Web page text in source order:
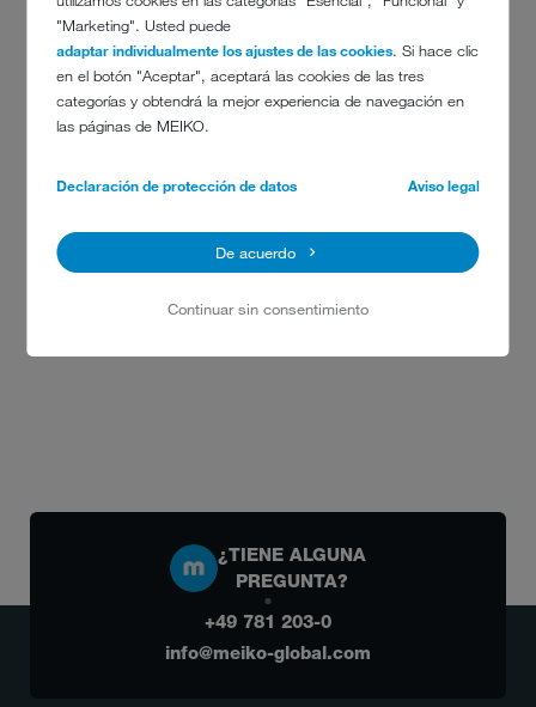
"Marketing". Usted puede
adaptar individualmente los ajustes de las cookies. Si hace clic
en el botón "Aceptar", aceptará las cookies de las tres
categorías y obtendrá la mejor experiencia de navegación en
las páginas de MEIKO.
Declaración de protección de datos Aviso legal
De acuerdo
Continuar sin consentimiento
de terceros.
Los derechos de autor de objetos publicados y elaborados por el
autor son de su exclusiva propiedad. No está permitida la
reproducción o el uso de estos gráficos, ficheros de audio,
secuencias de vídeo y textos en otras publicaciones electrónicas
Este aviso legal debe considerarse parte integrante del sitio de
Internet que remite a este aviso legal. Si alguna sección o texto
en vigor, ello no afecta a las demás disposiciones del documento
¿TIENE ALGUNA
PREGUNTA?
+49 781 203-0
info@meiko-global.com